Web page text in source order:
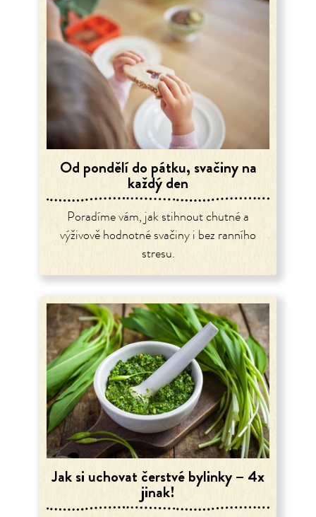
Od pondělí do pátku, svačiny na
každý den
Poradíme vám, jak stihnout chutné a
výživově hodnotné svačiny i bez ranního
stresu.
Jak si uchovat čerstvé bylinky – 4x
jinak!